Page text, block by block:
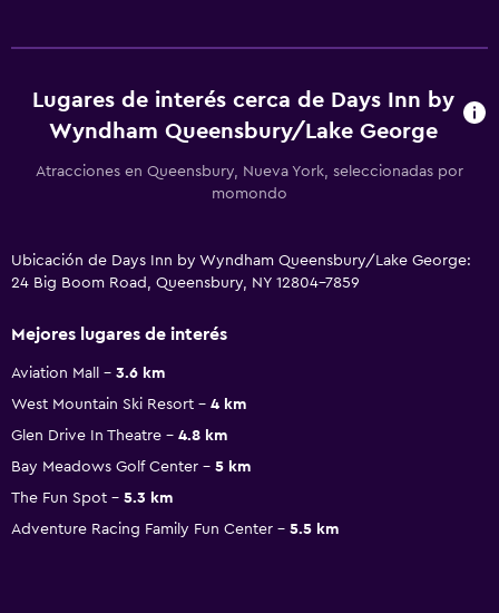
Lugares de interés cerca de Days Inn by
Wyndham Queensbury/Lake George
Atracciones en Queensbury, Nueva York, seleccionadas por
momondo
Ubicación de Days Inn by Wyndham Queensbury/Lake George:
24 Big Boom Road, Queensbury, NY 12804-7859
Mejores lugares de interés
Aviation Mall
3.6 km
West Mountain Ski Resort
4 km
Glen Drive In Theatre
4.8 km
Bay Meadows Golf Center
5 km
The Fun Spot
5.3 km
Adventure Racing Family Fun Center
5.5 km